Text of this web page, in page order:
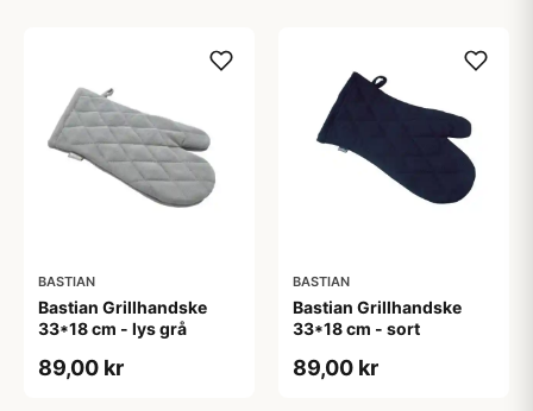
BASTIAN
Bastian Grillhandske
33*18 cm - lys grå
89,00 kr
BASTIAN
Bastian Grillhandske
33*18 cm - sort
89,00 kr